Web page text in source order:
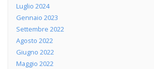
Luglio 2024
Gennaio 2023
Settembre 2022
Agosto 2022
Giugno 2022
Maggio 2022